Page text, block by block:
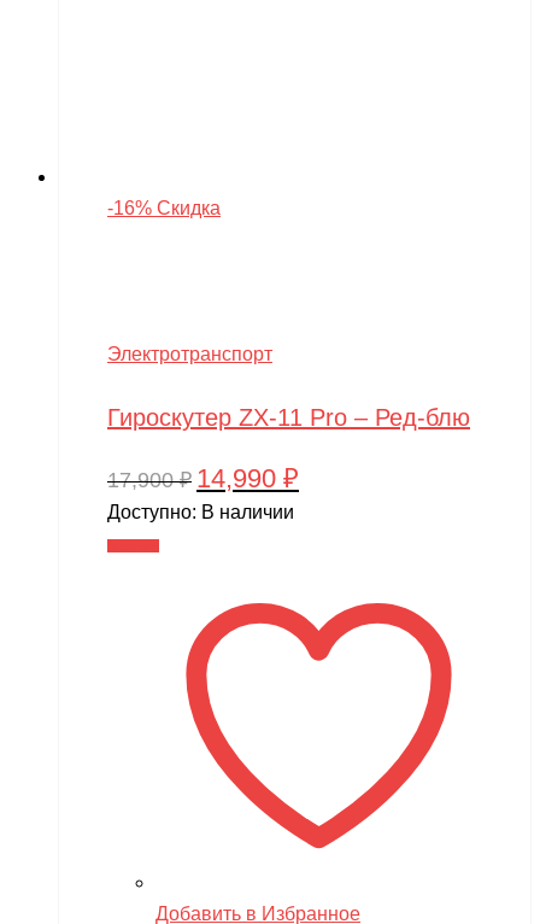
-16% Скидка
Электротранспорт
Гироскутер ZX-11 Pro – Ред-блю
17,900₽ Первоначальная
цена
14,990 ₽
Доступно: В наличии
Добавить в Избранное